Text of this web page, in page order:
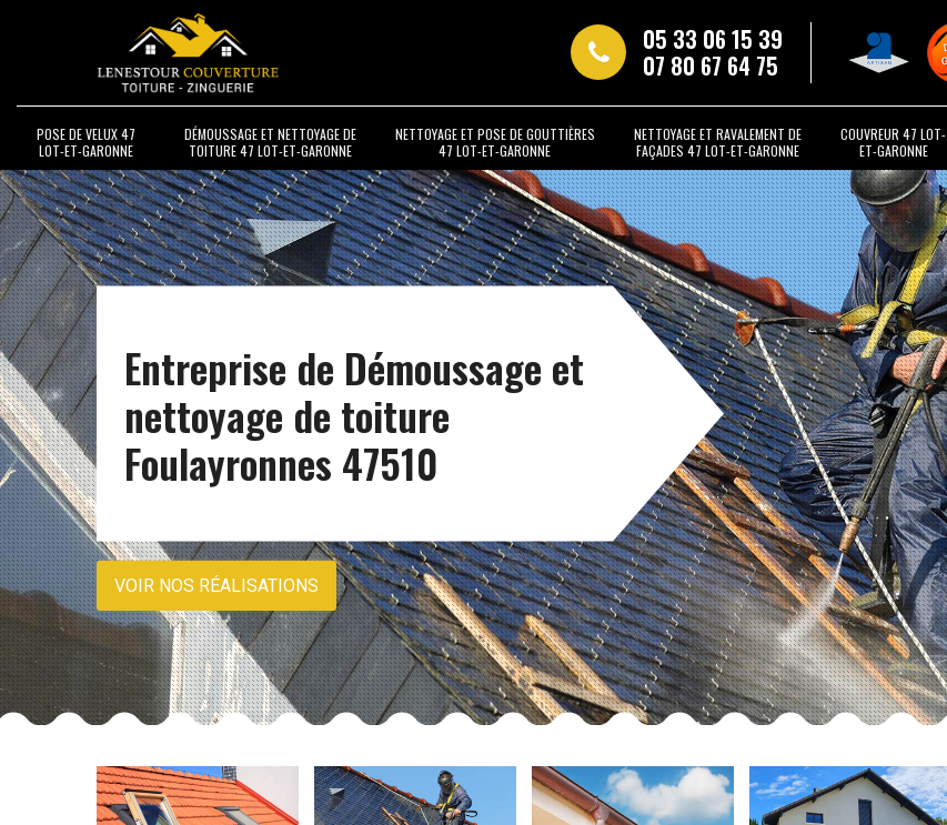
05 33 06 15 39
07 80 67 64 75
POSE DE VELUX 47
LOT-ET-GARONNE
DÉMOUSSAGE ET NETTOYAGE DE
TOITURE 47 LOT-ET-GARONNE
NETTOYAGE ET POSE DE GOUTTIÈRES
47 LOT-ET-GARONNE
NETTOYAGE ET RAVALEMENT DE
FAÇADES 47 LOT-ET-GARONNE
COUVREUR 47 LOT-
ET-GARONNE
Entreprise de Démoussage et
nettoyage de toiture
Foulayronnes 47510
VOIR NOS RÉALISATIONS